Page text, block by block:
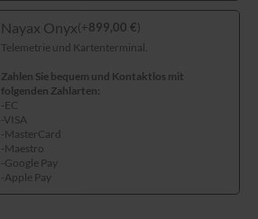
Nayax Onyx(+899,00 €)
Telemetrie und Kartenterminal.
Zahlen Sie bequem und Kontaktlos mit
folgenden Zahlarten:
-EC
-VISA
-MasterCard
-Maestro
-Google Pay
-Apple Pay